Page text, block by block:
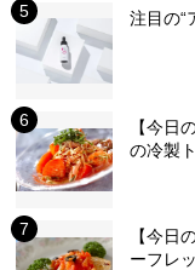
注目の“
【今日
の冷製
【今日
ーフレ